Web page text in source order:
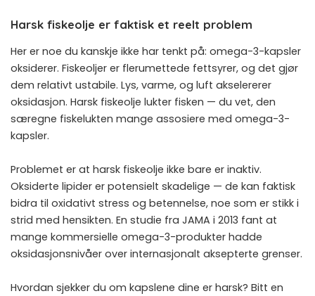
Harsk fiskeolje er faktisk et reelt problem
Her er noe du kanskje ikke har tenkt på: omega-3-kapsler
oksiderer. Fiskeoljer er flerumettede fettsyrer, og det gjør
dem relativt ustabile. Lys, varme, og luft akselererer
oksidasjon. Harsk fiskeolje lukter fisken — du vet, den
særegne fiskelukten mange assosiere med omega-3-
kapsler.
Problemet er at harsk fiskeolje ikke bare er inaktiv.
Oksiderte lipider er potensielt skadelige — de kan faktisk
bidra til oxidativt stress og betennelse, noe som er stikk i
strid med hensikten. En studie fra JAMA i 2013 fant at
mange kommersielle omega-3-produkter hadde
oksidasjonsnivåer over internasjonalt aksepterte grenser.
Hvordan sjekker du om kapslene dine er harsk? Bitt en